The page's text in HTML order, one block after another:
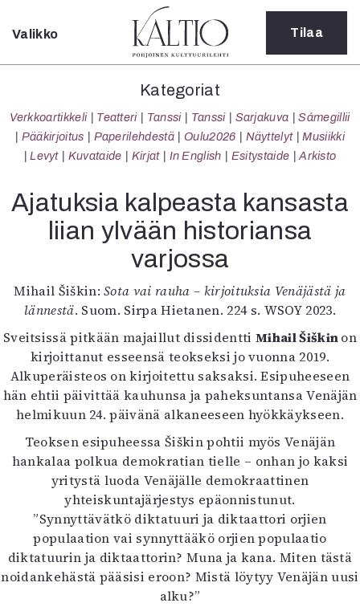
Sulje
Kategoriat
Verkkoartikkeli
Teatteri
Tanssi
Sarjakuva
Sámegillii
Pääkirjoitus
Paperilehdestä
Oulu2026
Näyttelyt
Musiikki
Kuvataide
Kirjat
In English
Esitystaide
Arkisto
Lehdet
4/2026
2–3/2026
1/2026
6/2025
5/2025 saame
5/2025
Valikko Tilaa
Kategoriat
Verkkoartikkeli Teatteri Tanssi Tanssi Sarjakuva
Sámegillii
Pääkirjoitus
Paperilehdestä Oulu2026 Näyttelyt
Musiikki
Levyt
Kuvataide Kirjat In English Esitystaide Arkisto
Ajatuksia kalpeasta kansasta
liian ylvään historiansa
varjossa
Mihail Šiškin:Sota vai rauha – kirjoituksia Venäjästä ja
lännestä. Suom. Sirpa Hietanen. 224 s. WSOY 2023.
Sveitsissä pitkään majaillut dissidentti Mihail Šiškinon
kirjoittanut esseensä teokseksi jo vuonna 2019.
Alkuperäisteos on kirjoitettu saksaksi. Esipuheeseen
hän ehtii päivittää kauhunsa ja paheksuntansa Venäjän
helmikuun 24. päivänä alkaneeseen hyökkäykseen.
Teoksen esipuheessa Šiškin pohtii myös Venäjän
hankalaa polkua demokratian tielle – onhan jo kaksi
yritystä luoda Venäjälle demokraattinen
yhteiskuntajärjestys epäonnistunut.
”Synnyttävätkö diktatuuri ja diktaattori orjien
populaation vai synnyttääkö orjien populaatio
diktatuurin ja diktaattorin? Muna ja kana. Miten tästä
noidankehästä pääsisi eroon? Mistä löytyy Venäjän uusi
alku?”